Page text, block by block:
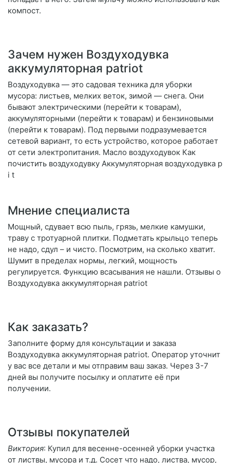
компост.
Зачем нужен Воздуходувка
аккумуляторная patriot
Воздуходувка — это садовая техника для уборки
мусора: листьев, мелких веток, зимой — снега. Они
бывают электрическими (перейти к товарам),
аккумуляторными (перейти к товарам) и бензиновыми
(перейти к товарам). Под первыми подразумевается
сетевой вариант, то есть устройство, которое работает
от сети электропитания. Масло воздуходувок Как
почистить воздуходувку Аккумуляторная воздуходувка p
i t
Мнение специалиста
Мощный, сдувает всю пыль, грязь, мелкие камушки,
траву с тротуарной плитки. Подметать крыльцо теперь
не надо, сдул – и чисто. Посмотрим, на сколько хватит.
Шумит в пределах нормы, легкий, мощность
регулируется. Функцию всасывания не нашли. Отзывы о
Воздуходувка аккумуляторная patriot
Как заказать?
Заполните форму для консультации и заказа
Воздуходувка аккумуляторная patriot. Оператор уточнит
у вас все детали и мы отправим ваш заказ. Через 3-7
дней вы получите посылку и оплатите её при
получении.
Отзывы покупателей
Виктория: Купил для весенне-осенней уборки участка
от листвы, мусора и т.д. Сосет что надо, листва, мусор,